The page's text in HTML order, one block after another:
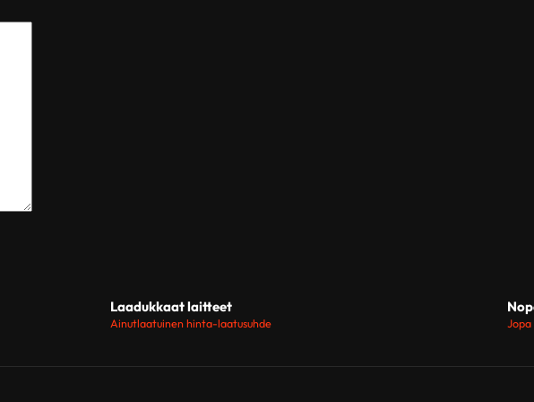
Laadukkaat laitteet
Ainutlaatuinen hinta-laatusuhde Jopa